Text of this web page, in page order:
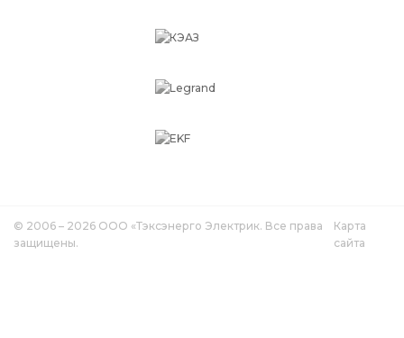
© 2006 – 2026 ООО «Тэксэнерго Электрик. Все права
защищены.
Карта
сайта